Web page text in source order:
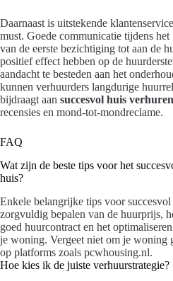
Daarnaast is uitstekende
must. Goede communicatie tijdens het
van de eerste bezichtiging tot aan de
positief effect hebben op de
aandacht te besteden aan het
kunnen verhuurders langdurige
bijdraagt aan succesvol huis verhuren
recensies en mond-tot-mondreclame.
FAQ
Wat zijn de beste tips voor het
huis?
Enkele belangrijke tips voor
zorgvuldig bepalen van de huurprijs,
goed huurcontract en het
je woning. Vergeet niet om je woning
op platforms zoals pcwhousing.nl.
Hoe kies ik de juiste verhuurstrategie?